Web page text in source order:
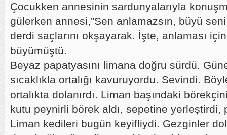
Çocukken annesinin sardunyalarıyla
gülerken annesi,”Sen anlamazsın, büyü
derdi saçlarını okşayarak. İşte, anlaması
büyümüştü.
Beyaz papatyasını limana doğru sürdü.
sıcaklıkla ortalığı kavuruyordu. Sevindi.
ortalıkta dolanırdı. Liman başındaki
kutu peynirli börek aldı, sepetine yerleştirdi,
Liman kedileri bugün keyifliydi. Gezginler